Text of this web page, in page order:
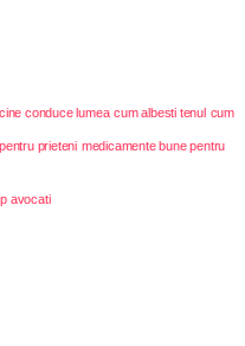
cine conduce lumea cum albesti tenul cum
prieteni medicamente bune pentru
avocati